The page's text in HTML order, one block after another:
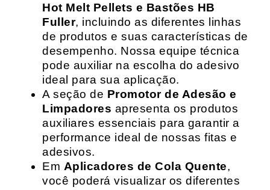
Hot Melt Pellets e Bastões HB
Fuller, incluindo as diferentes linhas
de produtos e suas características de
desempenho. Nossa equipe técnica
pode auxiliar na escolha do adesivo
ideal para sua aplicação.
A seção de Promotor de Adesão e
Limpadores apresenta os produtos
auxiliares essenciais para garantir a
performance ideal de nossas fitas e
adesivos.
Em Aplicadores de Cola Quente,
você poderá visualizar os diferentes